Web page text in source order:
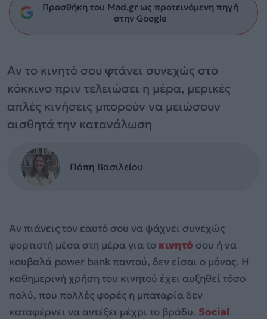
Προσθήκη του Mad.gr ως προτεινόμενη πηγή
στην Google
Αν το κινητό σου φτάνει συνεχώς στο
κόκκινο πριν τελειώσει η μέρα, μερικές
απλές κινήσεις μπορούν να μειώσουν
αισθητά την κατανάλωση
Πόπη Βασιλείου
Αν πιάνεις τον εαυτό σου να ψάχνει συνεχώς
φορτιστή μέσα στη μέρα για το κινητό σου ή να
κουβαλά power bank παντού, δεν είσαι ο μόνος. Η
καθημερινή χρήση του κινητού έχει αυξηθεί τόσο
πολύ, που πολλές φορές η μπαταρία δεν
καταφέρνει να αντέξει μέχρι το βράδυ. Social